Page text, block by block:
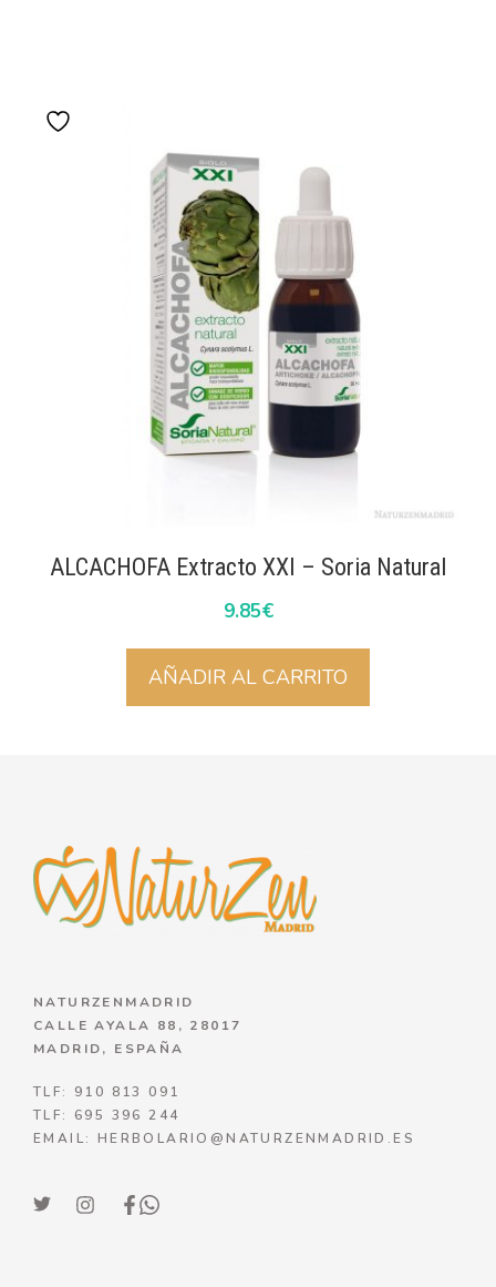
ALCACHOFA Extracto XXI – Soria Natural
9.85€
AÑADIR AL CARRITO
NATURZENMADRID
CALLE AYALA 88, 28017
MADRID, ESPAÑA
TLF: 910 813 091
TLF: 695 396 244
EMAIL: HERBOLARIO@NATURZENMADRID.ES